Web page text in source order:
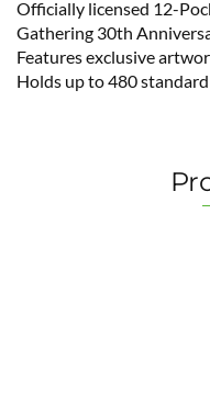
Officially licensed 12-
Gathering 30th
Features exclusive
Holds up to 480 standard